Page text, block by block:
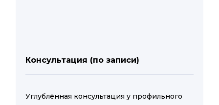
Консультация (по записи)
Углублённая консультация у профильного